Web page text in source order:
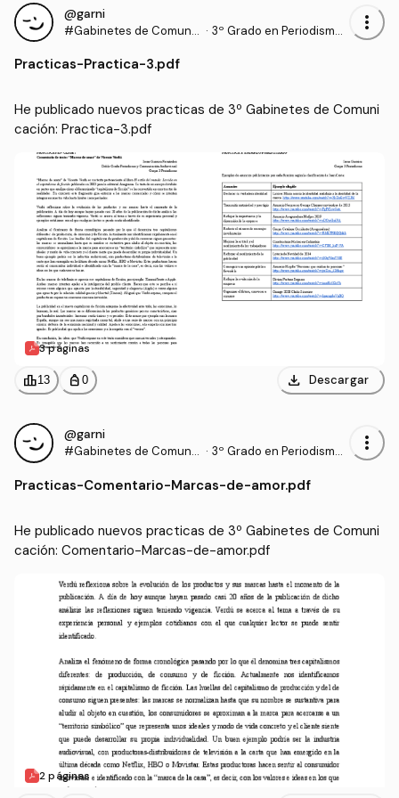
@garni
#Gabinetes de Comunic · 3º Grado en Periodismo
more_vert
Practicas-Practica-3.pdf
He publicado nuevos practicas de 3º Gabinetes de Comuni
cación: Practica-3.pdf
3 páginas
leaderboard13 personal_bag 0 download Descargar
@garni
#Gabinetes de Comunic · 3º Grado en Periodismo
more_vert
Practicas-Comentario-Marcas-de-amor.pdf
He publicado nuevos practicas de 3º Gabinetes de Comuni
cación: Comentario-Marcas-de-amor.pdf
2 páginas